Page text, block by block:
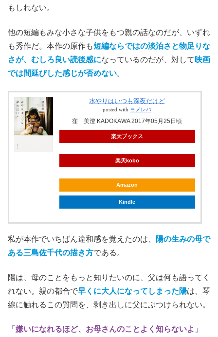
もしれない。
他の短編もみな小さな子供をもつ親の話なのだが、いずれ
も秀作だ。本作の原作も短編ならではの淡泊さと物足りな
さが、むしろ良い読後感になっているのだが、対して 映画
では間延びした感じが否めない。
水やりはいつも深夜だけど
posted with ヨメレバ
窪 美澄 KADOKAWA 2017年05月25日頃
楽天ブックス
楽天kobo
Amazon
Kindle
私が本作でいちばん違和感を覚えたのは、
陽の生みの母で
ある三島佐千代の描き方である。
陽は、母のことをもっと知りたいのに、父は何も語ってく
れない。親の都合で早くに大人になってしまった陽は、琴
線に触れるこの質問を、剥き出しに父にぶつけられない。
「嫌いになれるほど、お母さんのことよく知らないよ」